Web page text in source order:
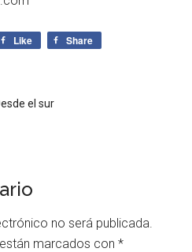
Like
Share
el sur
no será publicada.
marcados con*